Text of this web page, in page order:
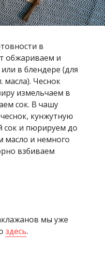
в
обжариваем и
в блендере (для
масла). Чеснок
измельчаем в
сок. В чашу
кунжутную
сок и пюрируем до
масло и немного
взбиваем
мы уже
здесь.